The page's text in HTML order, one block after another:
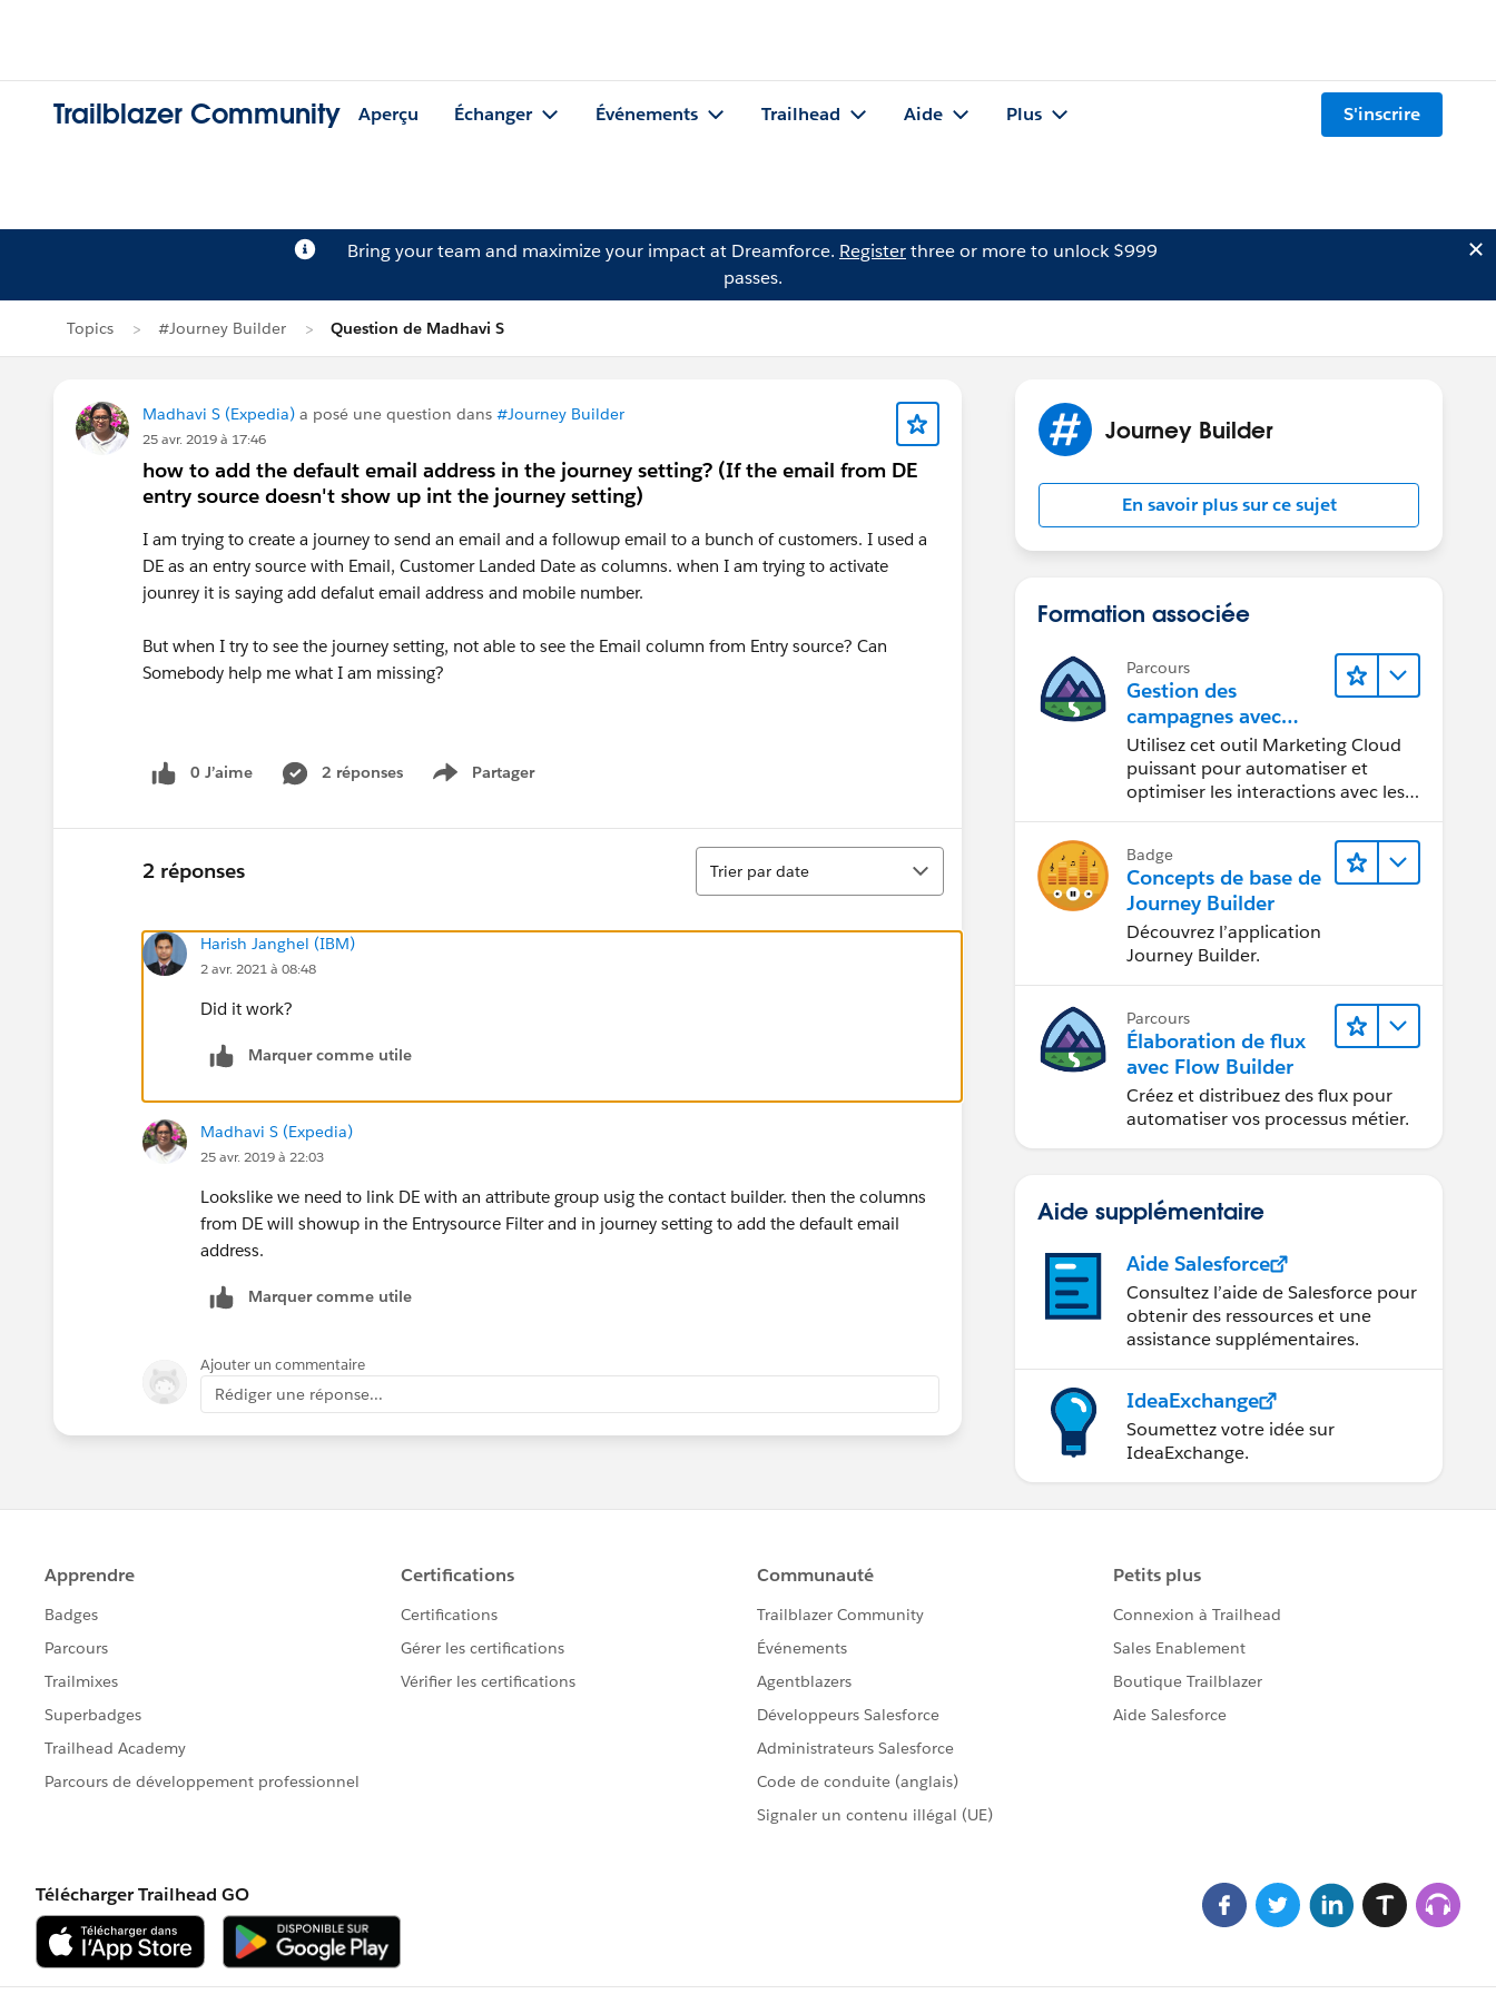
Trailblazer Community Aperçu Échanger Événements Trailhead Aide Plus S'inscrire
Bring your team and maximize your impact at Dreamforce. Registerthree or more to unlock $999
passes.
Topics #Journey Builder Question de Madhavi S
Madhavi S (Expedia) a posé une question dans #Journey Builder
25 avr. 2019 à 17:46
how to add the default email address in the journey setting? (If the email from DE
entry source doesn't show up int the journey setting)
I am trying to create a journey to send an email and a followup email to a bunch of customers. I used a
DE as an entry source with Email, Customer Landed Date as columns. when I am trying to activate
jounrey it is saying add defalut email address and mobile number.
But when I try to see the journey setting, not able to see the Email column from Entry source? Can
Somebody help me what I am missing?
0 J’aime 2 réponses Partager
Show menu
2 réponses
Tri
Trier par date
Harish Janghel (IBM)
2 avr. 2021 à 08:48
Did it work?
Marquer comme utile
Madhavi S (Expedia)
25 avr. 2019 à 22:03
Lookslike we need to link DE with an attribute group usig the contact builder. then the columns
from DE will showup in the Entrysource Filter and in journey setting to add the default email
address.
Marquer comme utile
Ajouter un commentaire
Rédiger une réponse...
Journey Builder
En savoir plus sur ce sujet
Formation associée
Parcours
Gestion des
campagnes avec
Journey Builder
Utilisez cet outil Marketing Cloud
puissant pour automatiser et
optimiser les interactions avec les
Badge
Concepts de base de
Journey Builder
Découvrez l’application
Journey Builder.
Parcours
Élaboration de flux
avec Flow Builder
Créez et distribuez des flux pour
automatiser vos processus métier.
Aide supplémentaire
Aide Salesforce
Consultez l’aide de Salesforce pour
obtenir des ressources et une
assistance supplémentaires.
IdeaExchange
Soumettez votre idée sur
IdeaExchange.